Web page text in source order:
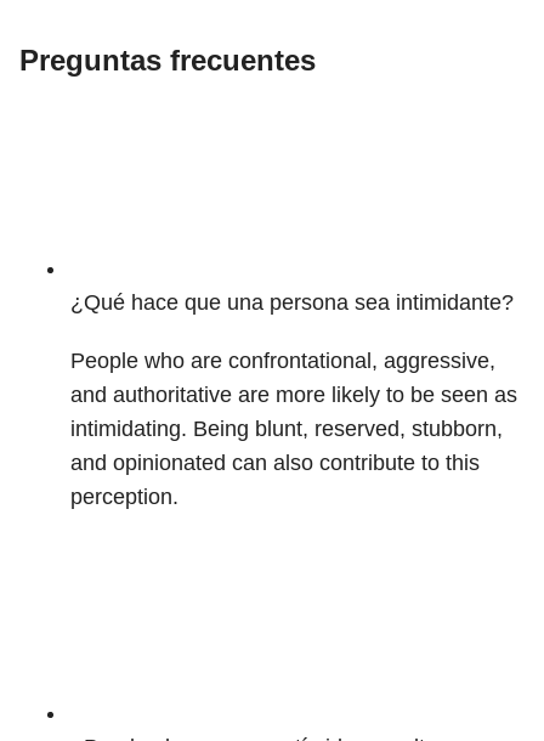
Preguntas frecuentes
¿Qué hace que una persona sea intimidante?
People who are confrontational, aggressive,
and authoritative are more likely to be seen as
intimidating. Being blunt, reserved, stubborn,
and opinionated can also contribute to this
perception.